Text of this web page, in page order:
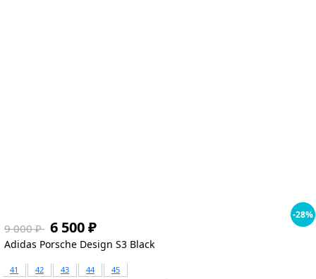
-28%
Adidas Porsche Design S3 Black
41 42 43 44 45
9 000 ₽ 6 500 ₽